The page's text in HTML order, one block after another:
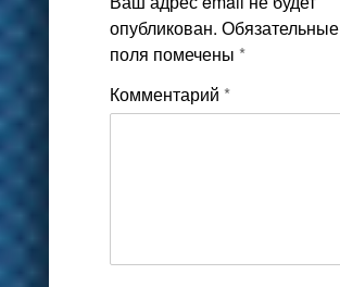
опубликован. Обязательные
поля помечены *
Комментарий *